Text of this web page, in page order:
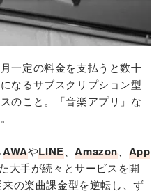
一定の料金を支払うと数十
なるサブスクリプション型
のこと。「音楽アプリ」な
AWAやLINE、Amazon、 App
大手が続々とサービスを開
の楽曲課金型を逆転し、ず